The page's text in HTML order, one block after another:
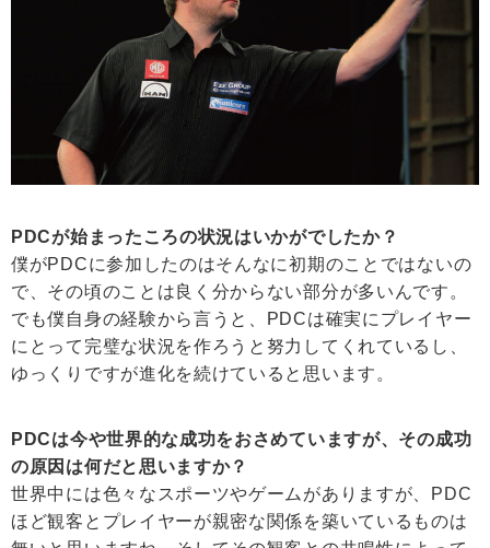
PDCが始まったころの状況はいかがでしたか？
僕がPDCに参加したのはそんなに初期のことではないの
で、その頃のことは良く分からない部分が多いんです。
でも僕自身の経験から言うと、PDCは確実にプレイヤー
にとって完璧な状況を作ろうと努力してくれているし、
ゆっくりですが進化を続けていると思います。
PDCは今や世界的な成功をおさめていますが、その成功
の原因は何だと思いますか？
世界中には色々なスポーツやゲームがありますが、PDC
ほど観客とプレイヤーが親密な関係を築いているものは